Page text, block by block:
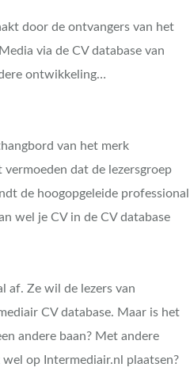
door de ontvangers van het
via de CV database van
ontwikkeling…
van het merk
dat de lezersgroep
de hoogopgeleide professional
wel je CV in de CV database
af. Ze wil de lezers van
CV database. Maar is het
andere baan? Met andere
op Intermediair.nl plaatsen?